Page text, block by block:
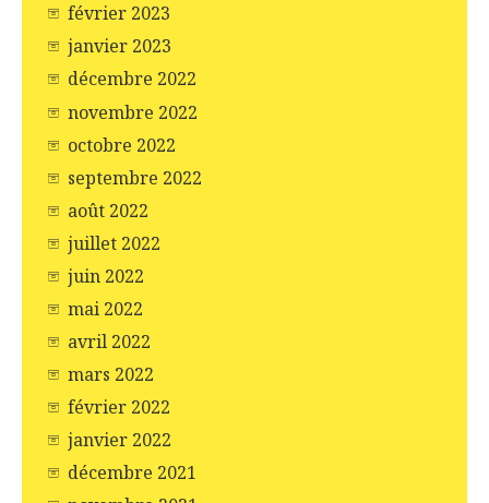
février 2023
janvier 2023
décembre 2022
novembre 2022
octobre 2022
septembre 2022
août 2022
juillet 2022
juin 2022
mai 2022
avril 2022
mars 2022
février 2022
janvier 2022
décembre 2021